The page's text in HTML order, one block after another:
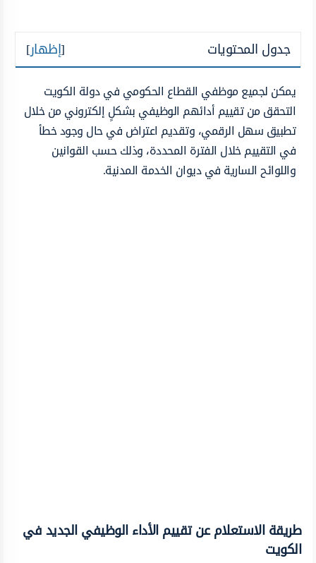
جدول المحتويات [إظهار]
يمكن لجميع موظفي القطاع الحكومي في دولة الكويت
التحقق من تقييم أدائهم الوظيفي بشكلٍ إلكتروني من خلال
تطبيق سهل الرقمي، وتقديم اعتراض في حال وجود خطأ
في التقييم خلال الفترة المحددة، وذلك حسب القوانين
واللوائح السارية في ديوان الخدمة المدنية.
طريقة الاستعلام عن تقييم الأداء الوظيفي الجديد في
الكويت